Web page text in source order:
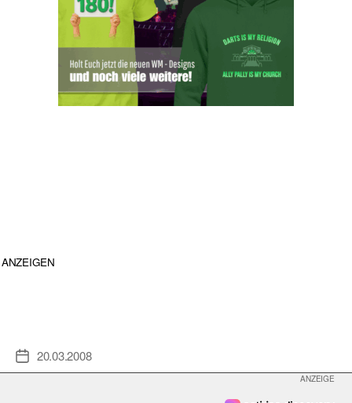
ANZEIGEN
Veröffentlichungsdatum
20.03.2008